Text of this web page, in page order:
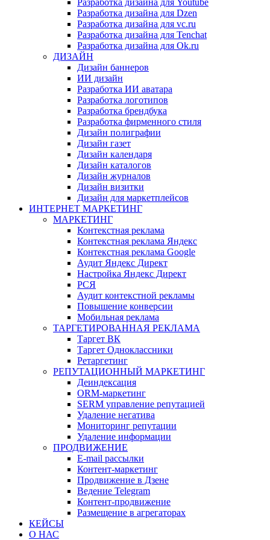
Разработка дизайна для Youtube
Разработка дизайна для Dzen
Разработка дизайна для vc.ru
Разработка дизайна для Tenchat
Разработка дизайна для Ok.ru
ДИЗАЙН
Дизайн баннеров
ИИ дизайн
Разработка ИИ аватара
Разработка логотипов
Разработка брендбука
Разработка фирменного стиля
Дизайн полиграфии
Дизайн газет
Дизайн календаря
Дизайн каталогов
Дизайн журналов
Дизайн визитки
Дизайн для маркетплейсов
ИНТЕРНЕТ МАРКЕТИНГ
МАРКЕТИНГ
Контекстная реклама
Контекстная реклама Яндекс
Контекстная реклама Google
Аудит Яндекс Директ
Настройка Яндекс Директ
РСЯ
Аудит контекстной рекламы
Повышение конверсии
Мобильная реклама
ТАРГЕТИРОВАННАЯ РЕКЛАМА
Таргет ВК
Таргет Одноклассники
Ретаргетинг
РЕПУТАЦИОННЫЙ МАРКЕТИНГ
Деиндексация
ORM-маркетинг
SERM управление репутацией
Удаление негатива
Мониторинг репутации
Удаление информации
ПРОДВИЖЕНИЕ
E-mail рассылки
Контент-маркетинг
Продвижение в Дзене
Ведение Telegram
Контент-продвижение
Размещение в агрегаторах
КЕЙСЫ
О НАС